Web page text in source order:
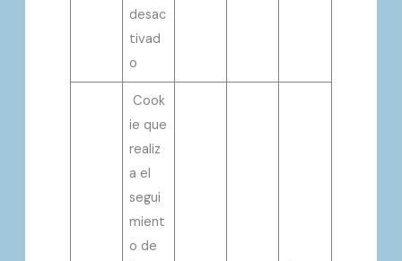
desac
tivad
o
Cook
ie que
realiz
a el
segui
mient
o de